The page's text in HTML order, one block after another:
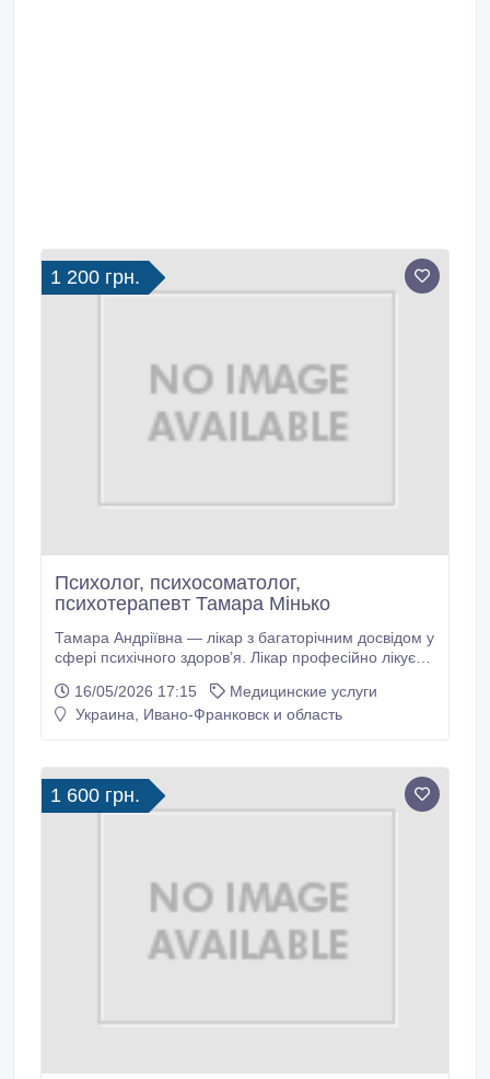
1 200 грн.
Психолог, психосоматолог,
психотерапевт Тамара Мінько
Тамара Андріївна — лікар з багаторічним досвідом у
сфері психічного здоров’я. Лікар професійно лікує
страхи, тривога, нав'язливі дії та думки, порушення
поведінки, агресія, конфліктність, асоціальна
алкоголізм, манія переслідування, психічні розлади ,
жахи під час сну, хронічна втома, розлади
особистості та поведінки, шизоафективний розлад,
розлад, безсоння.
16/05/2026 17:15
Медицинские услуги
Украина, Ивано-Франковск и область
1 600 грн.